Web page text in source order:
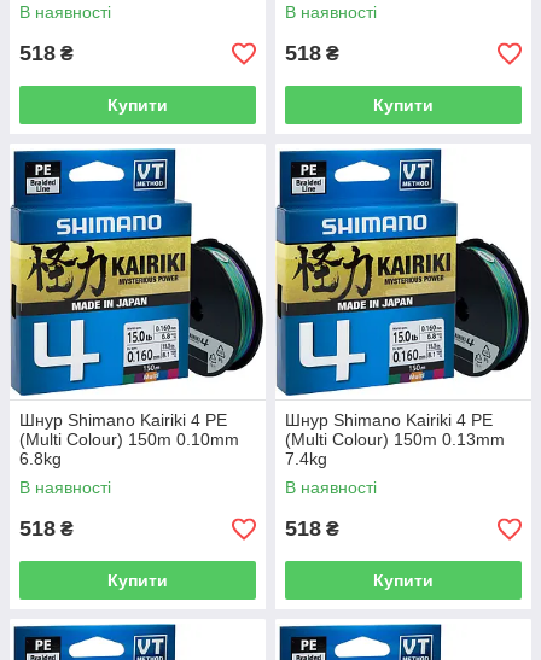
В наявності
518 ₴
Купити
В наявності
518 ₴
Купити
Шнур Shimano Kairiki 4 PE
(Multi Colour) 150m 0.10mm
6.8kg
В наявності
518 ₴
Купити
Шнур Shimano Kairiki 4 PE
(Multi Colour) 150m 0.13mm
7.4kg
В наявності
518 ₴
Купити